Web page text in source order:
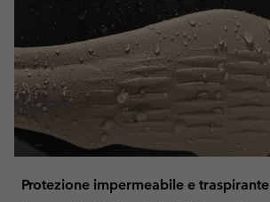
Protezione impermeabile e traspirante